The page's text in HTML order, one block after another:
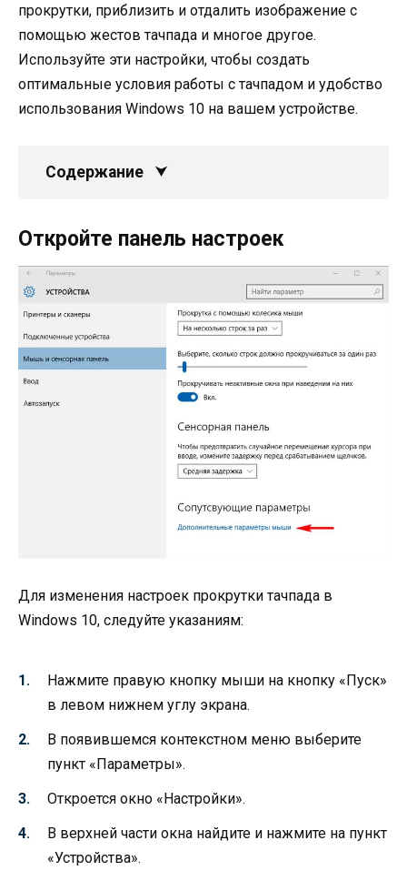
прокрутки, приблизить и отдалить изображение с
помощью жестов тачпада и многое другое.
Используйте эти настройки, чтобы создать
оптимальные условия работы с тачпадом и удобство
использования Windows 10 на вашем устройстве.
Содержание
Откройте панель настроек
Для изменения настроек прокрутки тачпада в
Windows 10, следуйте указаниям:
Нажмите правую кнопку мыши на кнопку «Пуск»
в левом нижнем углу экрана.
В появившемся контекстном меню выберите
пункт «Параметры».
Откроется окно «Настройки».
В верхней части окна найдите и нажмите на пункт
«Устройства».